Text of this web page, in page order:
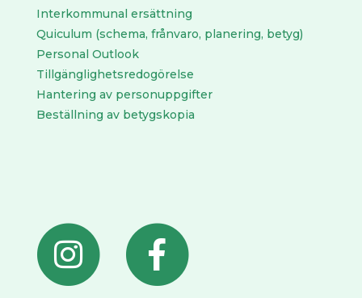
Interkommunal ersättning
Quiculum (schema, frånvaro, planering, betyg)
Personal Outlook
Tillgänglighetsredogörelse
Hantering av personuppgifter
Beställning av betygskopia